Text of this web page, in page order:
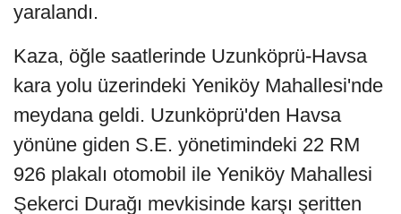
yaralandı.
Kaza, öğle saatlerinde Uzunköprü-Havsa
kara yolu üzerindeki Yeniköy Mahallesi'nde
meydana geldi. Uzunköprü'den Havsa
yönüne giden S.E. yönetimindeki 22 RM
926 plakalı otomobil ile Yeniköy Mahallesi
Şekerci Durağı mevkisinde karşı şeritten